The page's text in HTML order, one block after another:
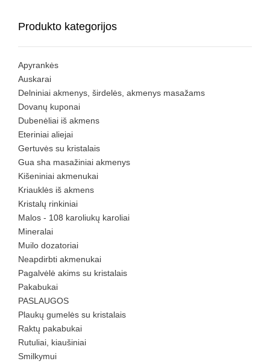
Produkto kategorijos
Apyrankės
Auskarai
Delniniai akmenys, širdelės, akmenys masažams
Dovanų kuponai
Dubenėliai iš akmens
Eteriniai aliejai
Gertuvės su kristalais
Gua sha masažiniai akmenys
Kišeniniai akmenukai
Kriauklės iš akmens
Kristalų rinkiniai
Malos - 108 karoliukų karoliai
Mineralai
Muilo dozatoriai
Neapdirbti akmenukai
Pagalvėlė akims su kristalais
Pakabukai
PASLAUGOS
Plaukų gumelės su kristalais
Raktų pakabukai
Rutuliai, kiaušiniai
Smilkymui